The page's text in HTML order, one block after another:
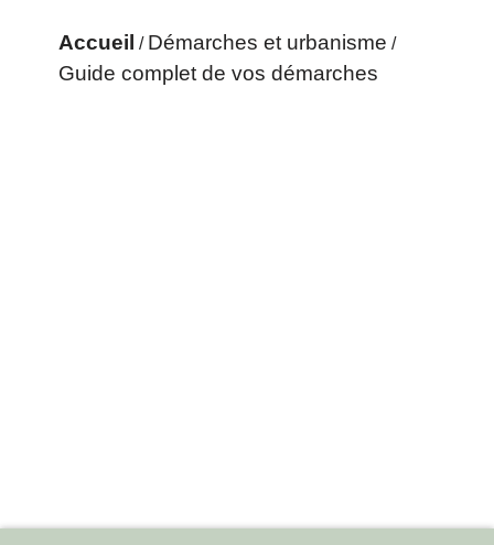
Accueil / Démarches et urbanisme /
Guide complet de vos démarches